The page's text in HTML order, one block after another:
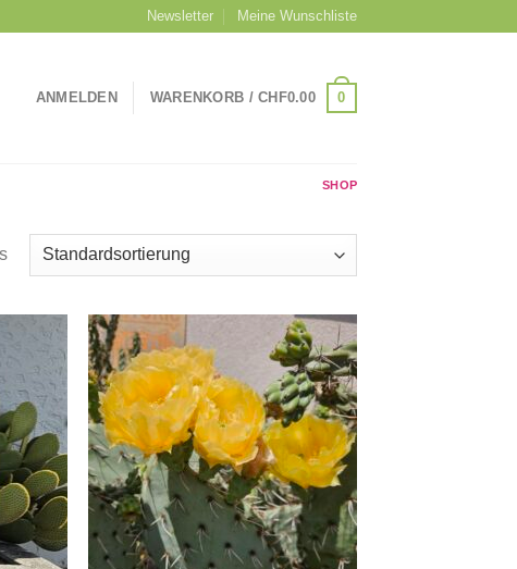
Newsletter Meine Wunschliste
ANMELDEN WARENKORB /CHF0.00 0
SHOP
Zu
Zu
Wunschliste
hinzufügen